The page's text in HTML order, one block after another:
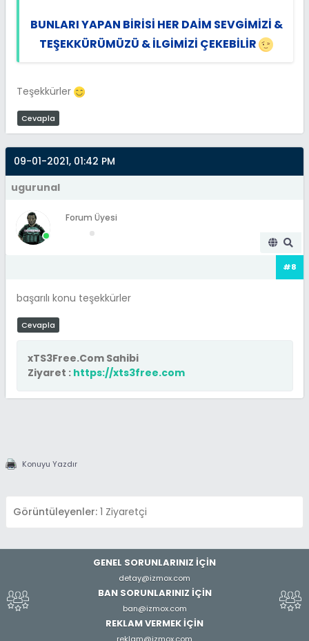
BUNLARI YAPAN BİRİSİ HER DAİM SEVGİMİZİ &
TEŞEKKÜRÜMÜZÜ & İLGİMİZİ ÇEKEBİLİR
Teşekkürler
Cevapla
09-01-2021, 01:42 PM
ugurunal
Forum Üyesi
#8
başarılı konu teşekkürler
Cevapla
xTS3Free.Com Sahibi
Ziyaret : https://xts3free.com
Konuyu Yazdır
Görüntüleyenler: 1 Ziyaretçi
GENEL SORUNLARINIZ İÇİN
detay@izmox.com
BAN SORUNLARINIZ İÇİN
ban@izmox.com
REKLAM VERMEK İÇİN